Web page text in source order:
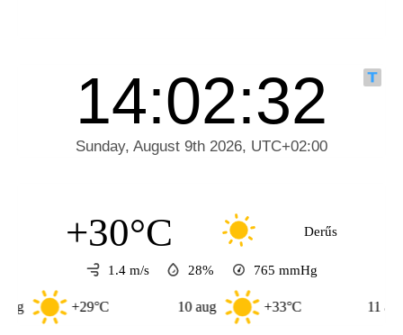
+30°C Derűs
1.4 m/s 28% 765 mmHg
+29°C +33°C